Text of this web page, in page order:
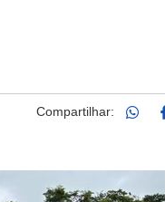
Compartilhar: